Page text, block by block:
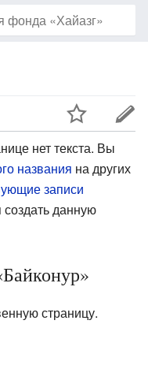
нет текста. Вы
названия на других
записи
данную
страницу.